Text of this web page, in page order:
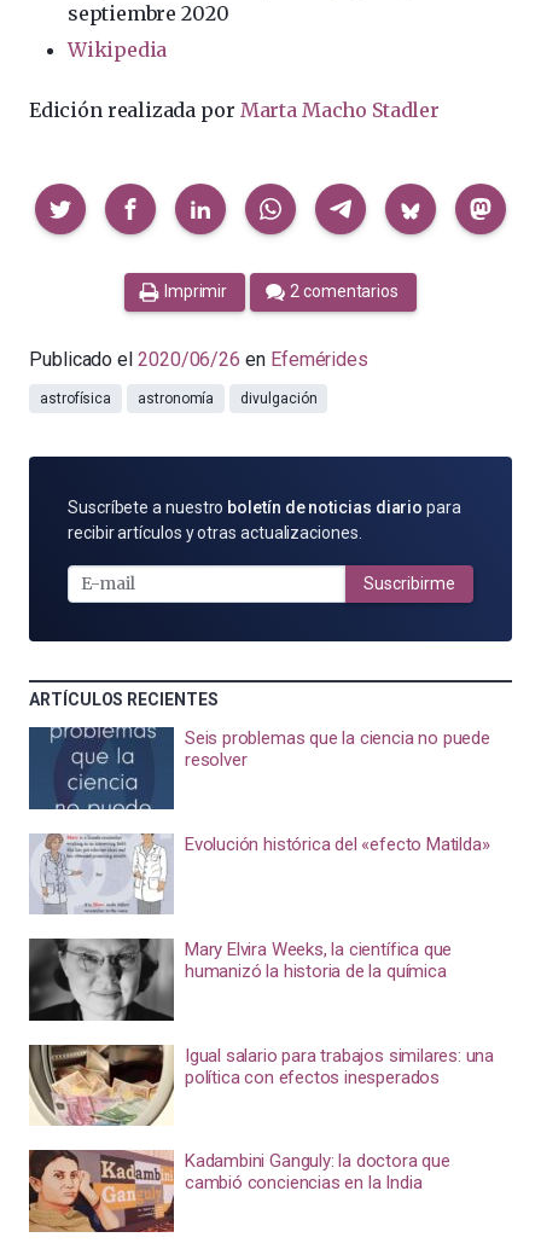
septiembre 2020
Wikipedia
Edición realizada por Marta Macho Stadler
Compartir
Imprimir 2 comentarios
Publicado el 2020/06/26 en Efemérides
astrofísica astronomía divulgación
SUSCRÍBETE
POR
MAIL
Suscríbete a nuestro boletín de noticias diario para
recibir artículos y otras actualizaciones.
Suscribirme
ARTÍCULOS RECIENTES
Seis problemas que la ciencia no puede
resolver
Evolución histórica del «efecto Matilda»
Mary Elvira Weeks, la científica que
humanizó la historia de la química
Igual salario para trabajos similares: una
política con efectos inesperados
Kadambini Ganguly: la doctora que
cambió conciencias en la India